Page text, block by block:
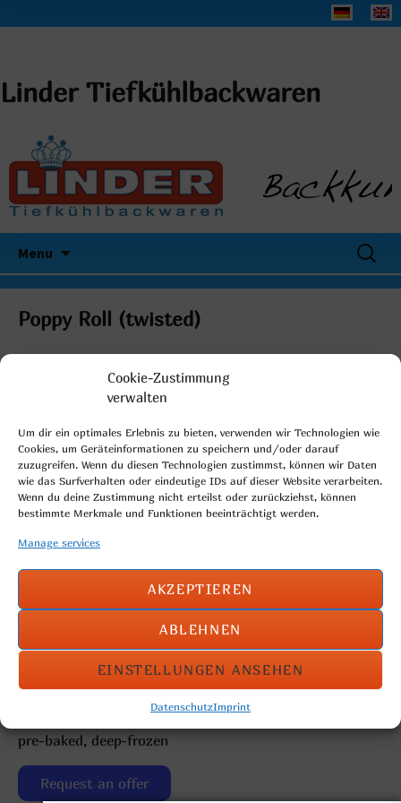
Cookie-Zustimmung
verwalten
Um dir ein optimales Erlebnis zu bieten, verwenden wir Technologien wie
Cookies, um Geräteinformationen zu speichern und/oder darauf
zuzugreifen. Wenn du diesen Technologien zustimmst, können wir Daten
wie das Surfverhalten oder eindeutige IDs auf dieser Website verarbeiten.
Wenn du deine Zustimmung nicht erteilst oder zurückziehst, können
bestimmte Merkmale und Funktionen beeinträchtigt werden.
Manage services
AKZEPTIEREN
ABLEHNEN
EINSTELLUNGEN ANSEHEN
DatenschutzImprint
Linder Tiefkühlbackwaren
Menu
Search
for:
Poppy Roll (twisted)
twisted wheat roll sprinkled with poppy seeds
Weight per piece: 120g
pre-baked, deep-frozen
Request an offer